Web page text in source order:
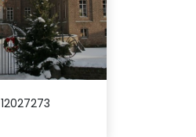
12027273